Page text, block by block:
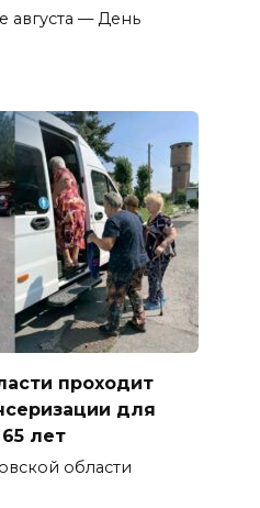
августа — День
проходит
для
лет
области